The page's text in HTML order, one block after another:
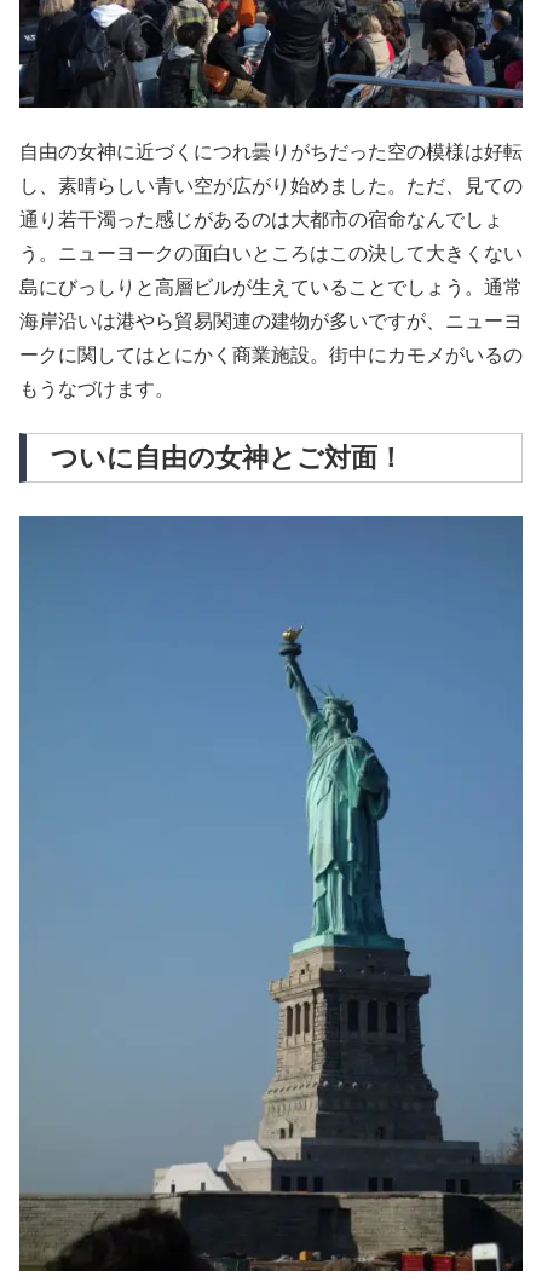
自由の女神に近づくにつれ曇りがちだった空の模様は好転
し、素晴らしい青い空が広がり始めました。ただ、見ての
通り若干濁った感じがあるのは大都市の宿命なんでしょ
う。ニューヨークの面白いところはこの決して大きくない
島にびっしりと高層ビルが生えていることでしょう。通常
海岸沿いは港やら貿易関連の建物が多いですが、ニューヨ
ークに関してはとにかく商業施設。街中にカモメがいるの
もうなづけます。
ついに自由の女神とご対面！